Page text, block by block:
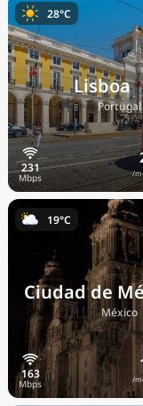
Lisboa
🇵🇹Portugal
/
28°C
Ciudad de
🇲🇽México
/
19°C
Precios actuales por